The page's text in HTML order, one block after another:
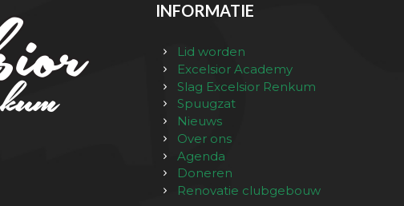
INFORMATIE
Lid worden
Excelsior Academy
Slag Excelsior Renkum
Spuugzat
Nieuws
Over ons
Agenda
Doneren
Renovatie clubgebouw